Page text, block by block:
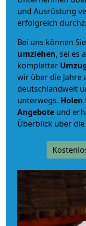
und Ausrüstung
erfolgreich
Bei uns können Sie
umziehen, sei es
kompletter
wir über die Jahre
deutschlandweit
unterwegs. Holen
Angebote und
Überblick über